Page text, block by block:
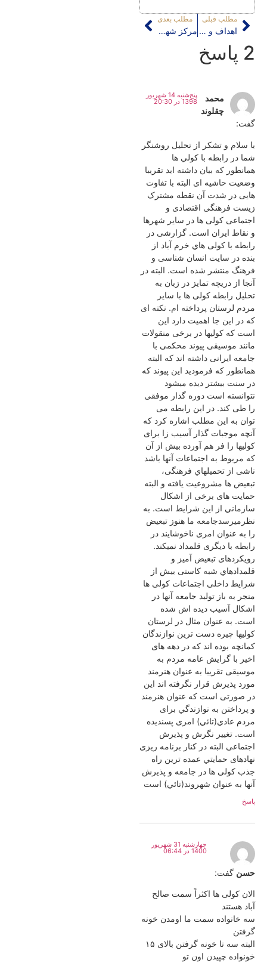
مطلب قبلی
اهداف و اصول برنامۀ ملی نوسازی شهری فرانسه (PNRU)
مطلب بعدی
مرکز شهر تهران؛ مکانی در موجه‌سازی پروژه‌های شهری نه احیای مفهومی آن
2 پاسخ
محمد
چقلوند
گفت:
پنج‌شنبه 14 شهریور
1398 در 20:30
با سلام و تشکر از تحلیل روشنگر
شما در رابطه با کولي ها
همانطور که بیان داشته اید تقریبا
وضعیت حاشیه ای البته با تفاوت
هایی در شدت آن نقطه مشترک
زیست فرهنگی اقتصادی و
اجتماعی کولی ها در سایر شهرها
و نقاط ایران است. گزارشی در
رابطه با کولی هاي خرم آباد از
بنده در سایت انسان شناسی و
فرهنگ منتشر شده است. البته در
آنجا از دریچه تمایز در زبان به
تحلیل رابطه کولی ها با سایر
مردم لرستان پرداخته ام. نکته ای
که در این جا اهمیت دارد این
است که کولیها در برخی منقولات
مانند موسیقی پیوند محکمی با
جامعه ایرانی داشته اند که البته
همانطور که فرمودید این پیوند که
در سنت بیشتر دیده میشود
نتوانسته است دوره گذار موفقی
را طی کند. در این رابطه می
توان به این مطلب اشاره کرد که
آنچه موجبات گذار آسیب زا برای
کولیها را فر هم آورده بیش از آن
که مربوط به اجتماعات آنها باشد
ناشی از تحميلهاي فرهنگی،
تبعیض ها مشروعیت یافته و البته
حمایت های برخی از اشکال
سازماني از اين شرایط است. به
نظرميرسدجامعه ما هنوز تبعیض
را به عنوان امری ناخوشایند در
رابطه با دیگری قلمداد نمیکند.
رویکردهای تبعیض آمیز و
قلمدادهاي شبه کاستی بیش از
شرایط داخلی اجتماعات کولی ها
منجر به باز تولید جامعه آنها در
اشکال آسیب دیده اش شده
است. به عنوان مثال در لرستان
کولیها چیره دست ترین نوازندگان
کمانچه بوده اند که در دهه های
اخیر با گرایش عامه مردم به
موسیقی تقریبا به عنوان هنرمند
مورد پذیرش قرار نگرفته اند این
در صورتی است که عنوان هنرمند
و پرداختن به نوازندگي برای
مردم عادي(تائي) امری پسندیده
است. تغيير نگرش و پذیرش
اجتماعی البته در کنار برنامه ریزی
نهادهای حمايتي عمده ترین راه
جذب کولی ها در جامعه و پذیرش
آنها به عنوان شهروند(تائي) است
پاسخ
حسن گفت:
چهارشنبه 31 شهریور
1400 در 06:44
الان کولی ها اکثراً سمت صالح
آباد هستند
سه خانواده سمت ما اومدن خونه
گرفتن
البته سه تا خونه گرفتن بالای ۱۵
خونواده چپیدن اون تو